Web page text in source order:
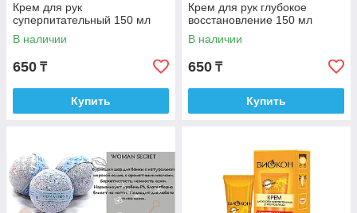
Крем для рук
суперпитательный 150 мл
В наличии
650 ₸
Купить
Крем для рук глубокое
восстановление 150 мл
В наличии
650 ₸
Купить